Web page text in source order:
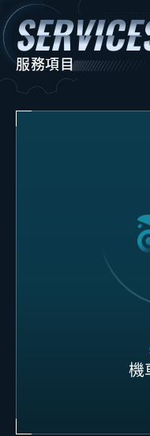
服務項目
機